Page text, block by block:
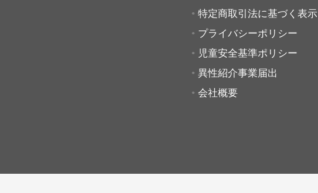
特定商取引法に基づく表示
プライバシーポリシー
児童安全基準ポリシー
異性紹介事業届出
会社概要